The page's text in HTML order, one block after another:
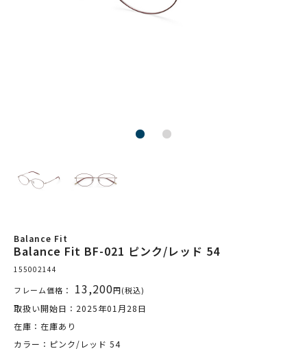
Balance Fit
Balance Fit BF-021 ピンク/レッド 54
155002144
フレーム価格： 13,200円(税込)
取扱い開始日：2025年01月28日
在庫：在庫あり
カラー：ピンク/レッド 54